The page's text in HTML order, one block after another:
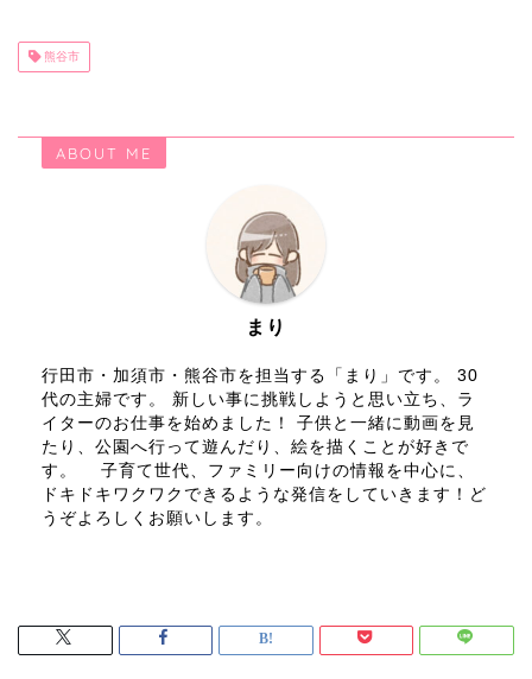
熊谷市
ABOUT ME
まり
行田市・加須市・熊谷市を担当する「まり」です。 30
代の主婦です。 新しい事に挑戦しようと思い立ち、ラ
イターのお仕事を始めました！ 子供と一緒に動画を見
たり、公園へ行って遊んだり、絵を描くことが好きで
す。 子育て世代、ファミリー向けの情報を中心に、
ドキドキワクワクできるような発信をしていきます！ど
うぞよろしくお願いします。